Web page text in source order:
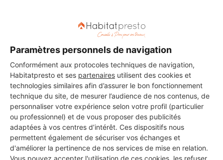
Paramètres personnels de navigation
Conformément aux protocoles techniques de navigation,
Habitatpresto et ses partenaires utilisent des cookies et
technologies similaires afin d’assurer le bon fonctionnement
technique du site, de mesurer l’audience de nos contenus, de
personnaliser votre expérience selon votre profil (particulier
ou professionnel) et de vous proposer des publicités
adaptées à vos centres d’intérêt. Ces dispositifs nous
permettent également de sécuriser vos échanges et
d'améliorer la pertinence de nos services de mise en relation.
Vous pouvez accepter l'utilisation de ces cookies, les refuser,